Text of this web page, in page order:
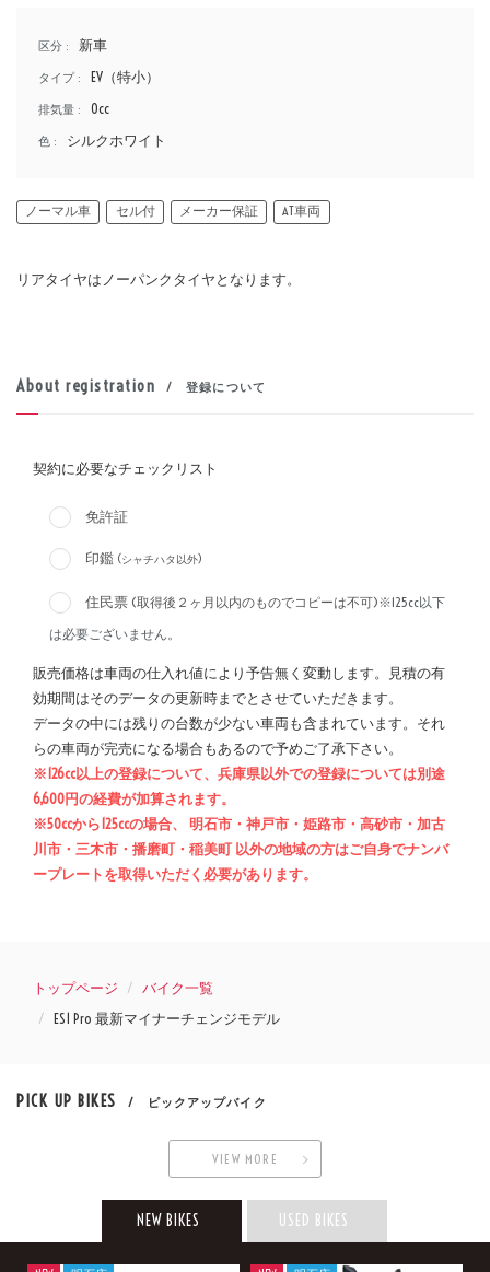
区分 : 新車
タイプ : EV（特小）
排気量 : 0cc
色 : シルクホワイト
ノーマル車 セル付 メーカー保証 AT車両
リアタイヤはノーパンクタイヤとなります。
About registration / 登録について
契約に必要なチェックリスト
免許証
印鑑 (シャチハタ以外)
住民票 (取得後２ヶ月以内のものでコピーは不可)※125cc以下
は必要ございません。
販売価格は車両の仕入れ値により予告無く変動します。見積の有
効期間はそのデータの更新時までとさせていただきます。
データの中には残りの台数が少ない車両も含まれています。それ
らの車両が完売になる場合もあるので予めご了承下さい。
※126cc以上の登録について、兵庫県以外での登録については別途
6,600円の経費が加算されます。
※50ccから125ccの場合、 明石市・神戸市・姫路市・高砂市・加古
川市・三木市・播磨町・稲美町 以外の地域の方はご自身でナンバ
ープレートを取得いただく必要があります。
トップページ
バイク一覧
ES1 Pro 最新マイナーチェンジモデル
PICK UP BIKES / ピックアップバイク
VIEW MORE
NEW BIKES USED BIKES